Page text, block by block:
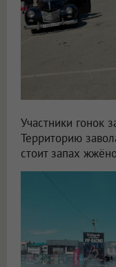
Участники гонок
Территорию
стоит запах